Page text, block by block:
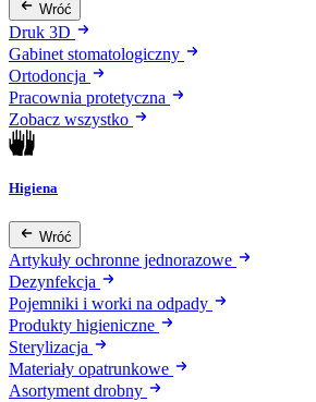
Wróć
Druk 3D
Gabinet stomatologiczny
Ortodoncja
Pracownia protetyczna
Zobacz wszystko
Higiena
Wróć
Artykuły ochronne jednorazowe
Dezynfekcja
Pojemniki i worki na odpady
Produkty higieniczne
Sterylizacja
Materiały opatrunkowe
Asortyment drobny